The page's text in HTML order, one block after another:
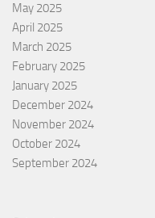
May 2025
April 2025
March 2025
February 2025
January 2025
December 2024
November 2024
October 2024
September 2024